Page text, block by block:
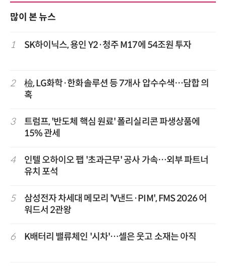
많이 본 뉴스
1 SK하이닉스, 용인 Y2·청주 M17에 54조원 투자
2
檢, LG화학·한화솔루션 등 7개사 압수수색…담합 의
혹
3
트럼프, '반도체 핵심 원료' 폴리실리콘 파생상품에
15% 관세
4
인텔 오하이오 팹 '초과근무' 공사 가속…외부 파트너
유치 포석
5
삼성전자 차세대 메모리 'V낸드·PIM', FMS 2026 어
워드서 2관왕
6 K배터리 밸류체인 '시차'…셀은 웃고 소재는 아직